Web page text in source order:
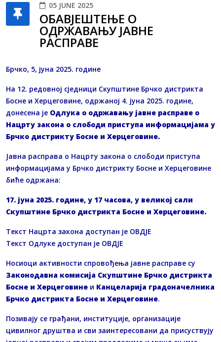
05 JUNE 2025
ОБАВЈЕШТЕЊЕ О
ОДРЖАВАЊУ ЈАВНЕ
РАСПРАВЕ
Брчко, 5, јуна 2025. године
На 12. редовној сједници Скупштине Брчко дистрикта
Босне и Херцеговине, одржаној 4. јуна 2025. године,
донесена је Одлука о одржавању јавне расправе о
Нацрту закона о слободи приступа информацијама у
Брчко дистрикту Босне и Херцеговине.
Јавна расправа о Нацрту закона о слободи приступа
информацијама у Брчко дистрикту Босне и Херцеговине
биће одржана:
17. јуна 2025. године, у 17 часова, у великој сали
Скупштине Брчко дистрикта Босне и Херцеговине.
Текст Нацрта закона доступан је ОВДЈЕ
Текст Одлуке доступан је ОВДЈЕ
Носиоци активности спровођења јавне расправе су
Законодавна комисија Скупштине Брчко дистрикта
Босне и Херцеговине и Канцеларија градоначелника
Брчко дистрикта Босне и Херцеговине.
Позивају се грађани, институције, организације
цивилног друштва и сви заинтересовани да присуствују